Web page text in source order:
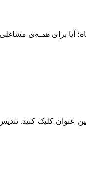
آیا برای همـه‌ی
جهت مشاهده صادرکنندگان منتخب کشور